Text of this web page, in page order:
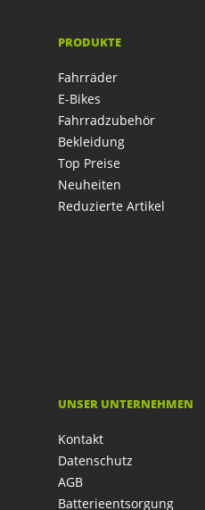
PRODUKTE
Fahrräder
E-Bikes
Fahrradzubehör
Bekleidung
Top Preise
Neuheiten
Reduzierte Artikel
UNSER UNTERNEHMEN
Kontakt
Datenschutz
AGB
Batterieentsorgung